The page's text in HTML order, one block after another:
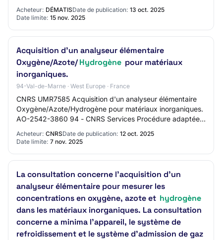
Procédure Adaptée Date limite de candidature :
15/11/2025 à…
Acheteur: DÉMATISDate de publication: 13 oct. 2025
Date limite: 15 nov. 2025
Acquisition d'un analyseur élémentaire
Oxygène/Azote/Hydrogène pour matériaux
inorganiques.
94-Val-de-Marne · West Europe · France
CNRS UMR7585 Acquisition d'un analyseur élémentaire
Oxygène/Azote/Hydrogène pour matériaux inorganiques.
AO-2542-3860 94 - CNRS Services Procédure adaptée
Acheteur: CNRSDate de publication: 12 oct. 2025
Date limite: 7 nov. 2025
La consultation concerne l'acquisition d'un
analyseur élémentaire pour mesurer les
concentrations en oxygène, azote et hydrogène
dans les matériaux inorganiques. La consultation
concerne a minima l'appareil, le système de
refroidissement et le système d'admission de gaz